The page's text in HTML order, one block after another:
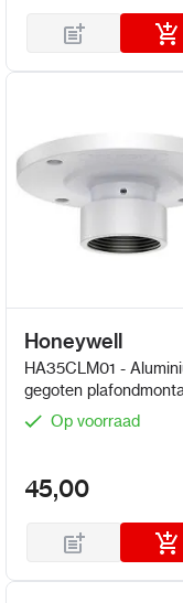
Honeywell
HA35CLM01 -
gegoten
met adapter 35-serie
Op voorraad
45,00